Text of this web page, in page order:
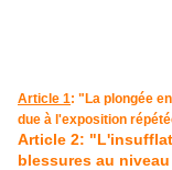
Article 1: "La plongée
due à l'exposition
Article 2:
blessures au